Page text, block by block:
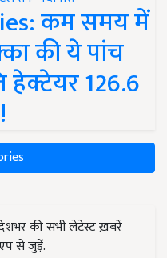
कम समय में
की ये पांच
हेक्टेयर 126.6
की सभी लेटेस्ट ख़बरें
से जुड़ें.